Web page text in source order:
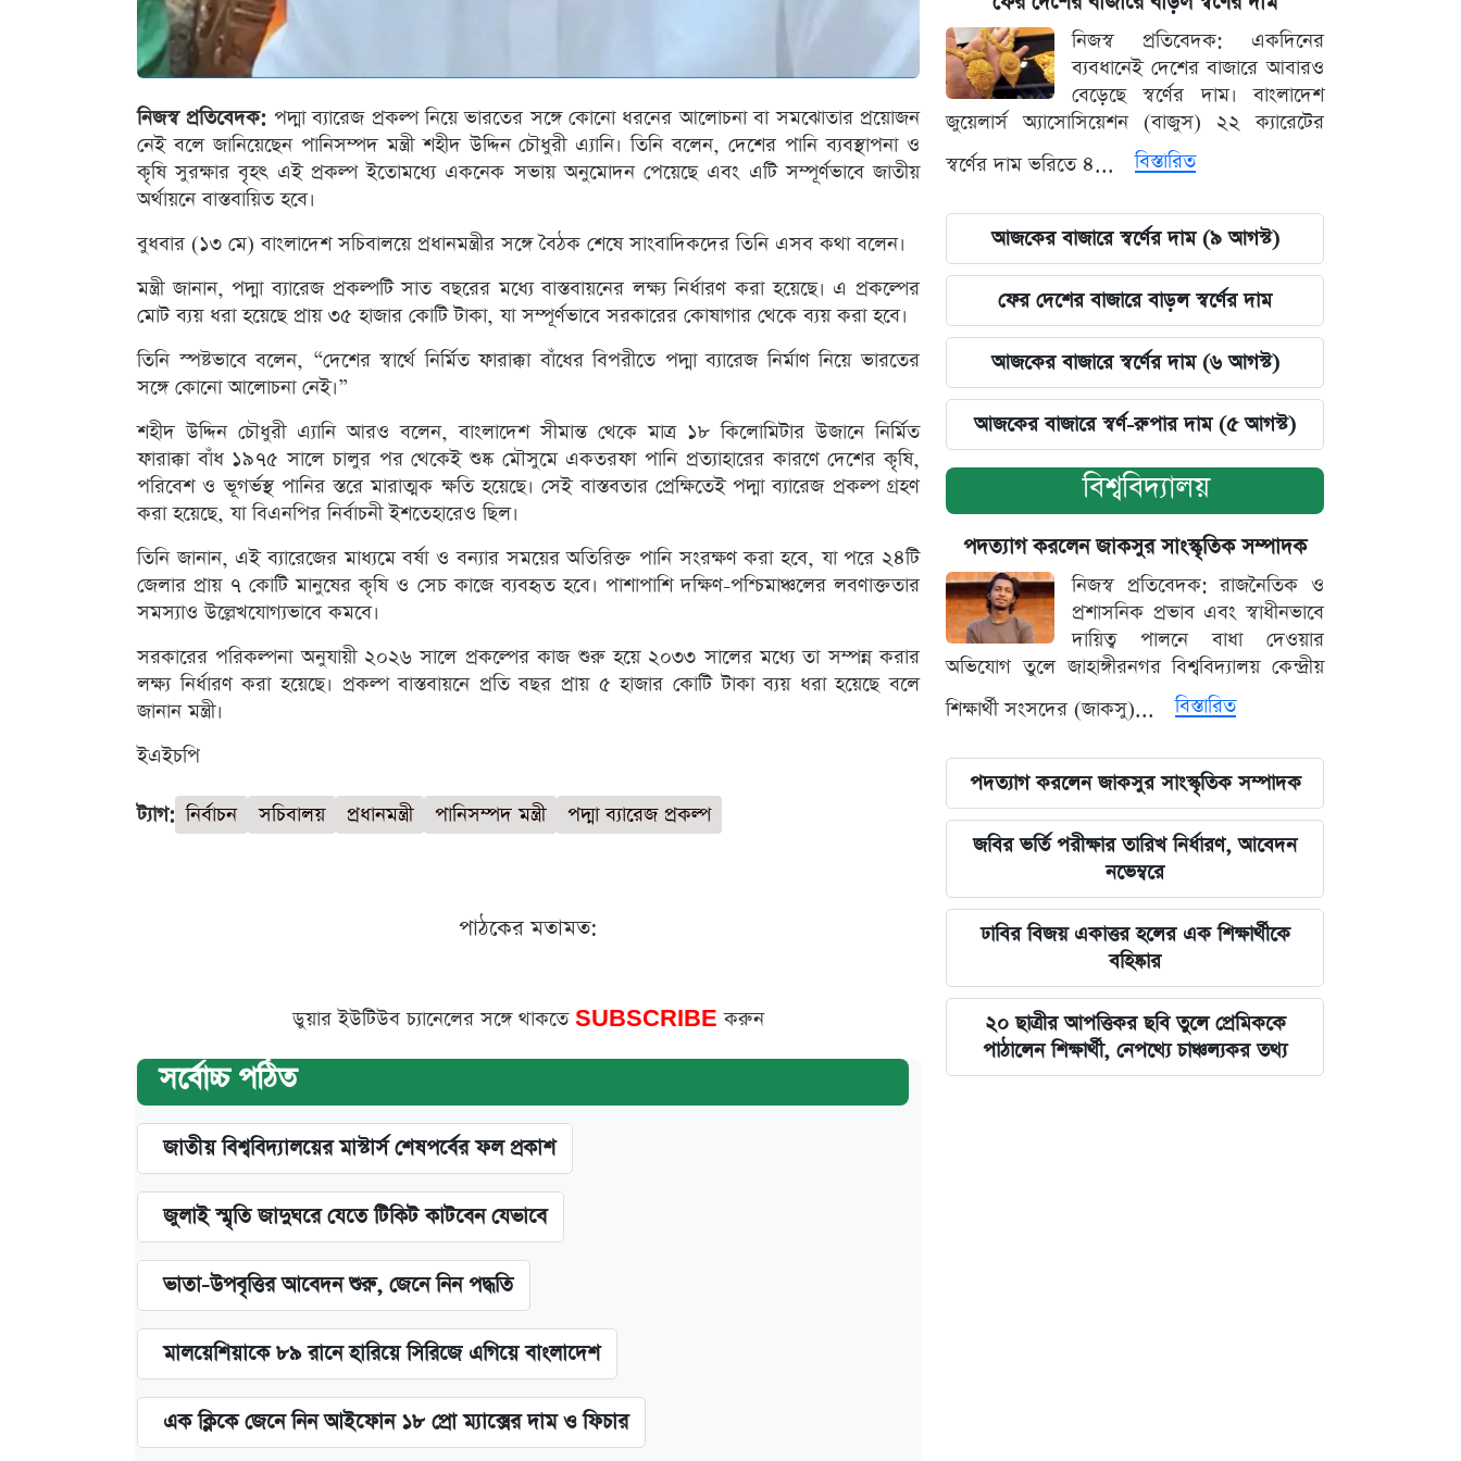
নিজস্ব প্রতিবেদক: পদ্মা ব্যারেজ প্রকল্প নিয়ে ভারতের সঙ্গে কোনো ধরনের আলোচনা বা সমঝোতার প্রয়োজন
নেই বলে জানিয়েছেন পানিসম্পদ মন্ত্রী শহীদ উদ্দিন চৌধুরী এ্যানি। তিনি বলেন, দেশের পানি ব্যবস্থাপনা ও
কৃষি সুরক্ষার বৃহৎ এই প্রকল্প ইতোমধ্যে একনেক সভায় অনুমোদন পেয়েছে এবং এটি সম্পূর্ণভাবে জাতীয়
অর্থায়নে বাস্তবায়িত হবে।
বুধবার (১৩ মে) বাংলাদেশ সচিবালয়ে প্রধানমন্ত্রীর সঙ্গে বৈঠক শেষে সাংবাদিকদের তিনি এসব কথা বলেন।
মন্ত্রী জানান, পদ্মা ব্যারেজ প্রকল্পটি সাত বছরের মধ্যে বাস্তবায়নের লক্ষ্য নির্ধারণ করা হয়েছে। এ প্রকল্পের
মোট ব্যয় ধরা হয়েছে প্রায় ৩৫ হাজার কোটি টাকা, যা সম্পূর্ণভাবে সরকারের কোষাগার থেকে ব্যয় করা হবে।
তিনি স্পষ্টভাবে বলেন, “দেশের স্বার্থে নির্মিত ফারাক্কা বাঁধের বিপরীতে পদ্মা ব্যারেজ নির্মাণ নিয়ে ভারতের
সঙ্গে কোনো আলোচনা নেই।”
শহীদ উদ্দিন চৌধুরী এ্যানি আরও বলেন, বাংলাদেশ সীমান্ত থেকে মাত্র ১৮ কিলোমিটার উজানে নির্মিত
ফারাক্কা বাঁধ ১৯৭৫ সালে চালুর পর থেকেই শুষ্ক মৌসুমে একতরফা পানি প্রত্যাহারের কারণে দেশের কৃষি,
পরিবেশ ও ভূগর্ভস্থ পানির স্তরে মারাত্মক ক্ষতি হয়েছে। সেই বাস্তবতার প্রেক্ষিতেই পদ্মা ব্যারেজ প্রকল্প গ্রহণ
করা হয়েছে, যা বিএনপির নির্বাচনী ইশতেহারেও ছিল।
তিনি জানান, এই ব্যারেজের মাধ্যমে বর্ষা ও বন্যার সময়ের অতিরিক্ত পানি সংরক্ষণ করা হবে, যা পরে ২৪টি
জেলার প্রায় ৭ কোটি মানুষের কৃষি ও সেচ কাজে ব্যবহৃত হবে। পাশাপাশি দক্ষিণ-পশ্চিমাঞ্চলের লবণাক্ততার
সমস্যাও উল্লেখযোগ্যভাবে কমবে।
সরকারের পরিকল্পনা অনুযায়ী ২০২৬ সালে প্রকল্পের কাজ শুরু হয়ে ২০৩৩ সালের মধ্যে তা সম্পন্ন করার
লক্ষ্য নির্ধারণ করা হয়েছে। প্রকল্প বাস্তবায়নে প্রতি বছর প্রায় ৫ হাজার কোটি টাকা ব্যয় ধরা হয়েছে বলে
জানান মন্ত্রী।
ইএইচপি
ট্যাগ: নির্বাচন সচিবালয় প্রধানমন্ত্রী পানিসম্পদ মন্ত্রী পদ্মা ব্যারেজ প্রকল্প
পাঠকের মতামত:
ডুয়ার ইউটিউব চ্যানেলের সঙ্গে থাকতে SUBSCRIBEকরুন
সর্বোচ্চ পঠিত
জাতীয় বিশ্ববিদ্যালয়ের মাস্টার্স শেষপর্বের ফল প্রকাশ
জুলাই স্মৃতি জাদুঘরে যেতে টিকিট কাটবেন যেভাবে
ভাতা-উপবৃত্তির আবেদন শুরু, জেনে নিন পদ্ধতি
মালয়েশিয়াকে ৮৯ রানে হারিয়ে সিরিজে এগিয়ে বাংলাদেশ
এক ক্লিকে জেনে নিন আইফোন ১৮ প্রো ম্যাক্সের দাম ও ফিচার
নিজস্ব প্রতিবেদক: একদিনের
ব্যবধানেই দেশের বাজারে আবারও
বেড়েছে স্বর্ণের দাম। বাংলাদেশ
জুয়েলার্স অ্যাসোসিয়েশন (বাজুস) ২২ ক্যারেটের
স্বর্ণের দাম ভরিতে ৪...
বিস্তারিত
আজকের বাজারে স্বর্ণের দাম (৯ আগস্ট)
ফের দেশের বাজারে বাড়ল স্বর্ণের দাম
আজকের বাজারে স্বর্ণের দাম (৬ আগস্ট)
আজকের বাজারে স্বর্ণ-রুপার দাম (৫ আগস্ট)
বিশ্ববিদ্যালয়
পদত্যাগ করলেন জাকসুর সাংস্কৃতিক সম্পাদক
নিজস্ব প্রতিবেদক: রাজনৈতিক ও
প্রশাসনিক প্রভাব এবং স্বাধীনভাবে
দায়িত্ব পালনে বাধা দেওয়ার
অভিযোগ তুলে জাহাঙ্গীরনগর বিশ্ববিদ্যালয় কেন্দ্রীয়
শিক্ষার্থী সংসদের (জাকসু)...
বিস্তারিত
পদত্যাগ করলেন জাকসুর সাংস্কৃতিক সম্পাদক
জবির ভর্তি পরীক্ষার তারিখ নির্ধারণ, আবেদন
নভেম্বরে
ঢাবির বিজয় একাত্তর হলের এক শিক্ষার্থীকে
বহিষ্কার
২০ ছাত্রীর আপত্তিকর ছবি তুলে প্রেমিককে
পাঠালেন শিক্ষার্থী, নেপথ্যে চাঞ্চল্যকর তথ্য